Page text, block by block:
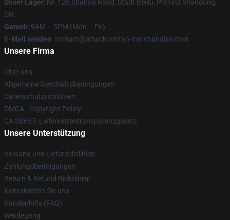
Unser Lager: Nr. 126 Shanda Road, Stadt Beiliu, Provinz Shandong,
CN
Geruch: 9AM – 5PM (Mon – Fri)
E-Mail senden: contact@attackontitan-merchandise.com
Unsere Firma
Über uns
Allgemeine Geschäftsbedingungen
Datenschutzrichtlinien
DMCA - Copyright Policy
CA SB657: Lieferkettentransparenzgesetz
Unsere Unterstützung
Versand und Lieferrichtlinien
Zahlungsbedingungen
Return & Refund Richtlinien
Kontaktieren Sie uns
Kundenhilfe (FAQ)
Werdegang